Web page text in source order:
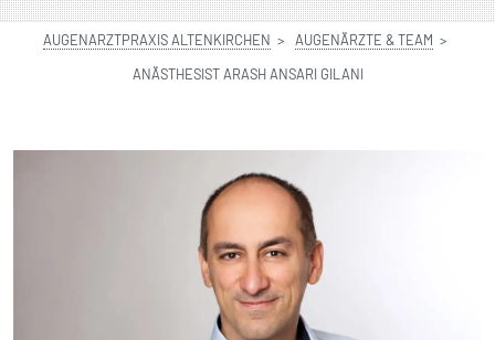
AUGENARZTPRAXIS ALTENKIRCHEN
AUGENÄRZTE & TEAM
ANÄSTHESIST ARASH ANSARI GILANI